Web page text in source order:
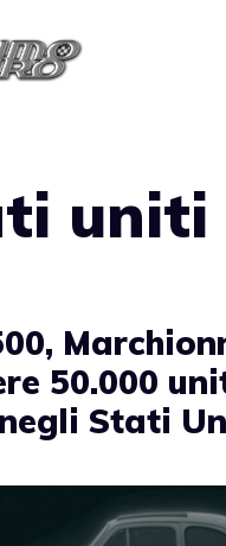
uniti
50.000
Stati